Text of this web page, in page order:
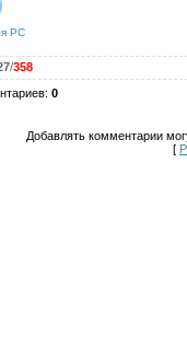
PC
/358
: 0
Добавлять комментарии
[